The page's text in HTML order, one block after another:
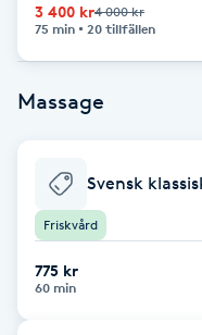
Bottenfärg
Brynfärgning
Brynplockning
3 400 kr4 000 kr
75 min
20 tillfällen
Massage
Svensk
Friskvård
775 kr
60 min